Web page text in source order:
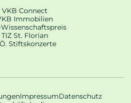
VKB Connect
Immobilien
TIZ St. Florian
Stiftskonzerte
ImpressumDatenschutz